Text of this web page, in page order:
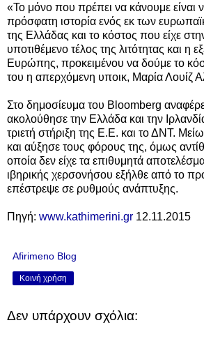
«Το μόνο που πρέπει να κάνουμε είναι
πρόσφατη ιστορία ενός εκ των
της Ελλάδας και το κόστος που είχε
υποτιθέμενο τέλος της λιτότητας και η
Ευρώπης, προκειμένου να δούμε το
του η απερχόμενη υποικ, Μαρία Λουίζ
Στο δημοσίευμα του Bloomberg
ακολούθησε την Ελλάδα και την
τριετή στήριξη της Ε.Ε. και το ΔΝΤ.
και αύξησε τους φόρους της, όμως
οποία δεν είχε τα επιθυμητά
ιβηρικής χερσονήσου εξήλθε από το
επέστρεψε σε ρυθμούς ανάπτυξης.
Πηγή: www.kathimerini.gr 12.11.2015
Afirimeno Blog
Κοινή χρήση
Δεν υπάρχουν σχόλια: